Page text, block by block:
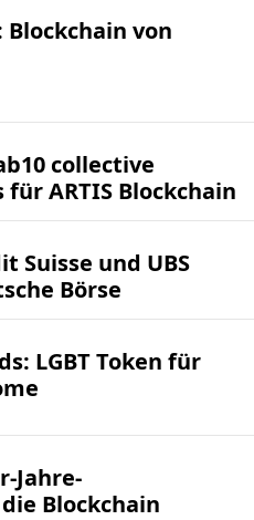
von
collective
ARTIS Blockchain
Suisse und UBS
Börse
LGBT Token für
Jahre-
Blockchain